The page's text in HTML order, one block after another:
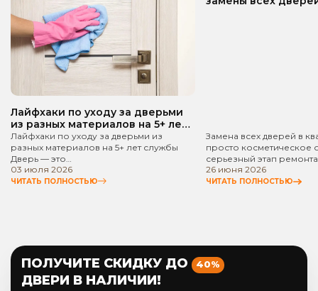
Лайфхаки по уходу за дверьми
из разных материалов на 5+ лет
службы
Лайфхаки по уходу за дверьми из
разных материалов на 5+ лет службы
Дверь — это…
03 июля 2026
ЧИТАТЬ ПОЛНОСТЬЮ
Замена всех дверей в
просто косметическое
серьезный этап
26 июня 2026
ЧИТАТЬ ПОЛНОСТЬЮ
ПОЛУЧИТЕ СКИДКУ ДО 40%
ДВЕРИ В НАЛИЧИИ!